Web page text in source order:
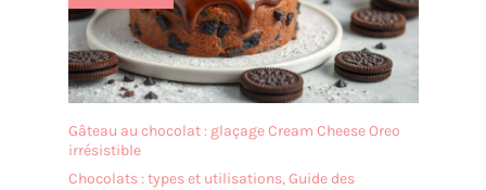
Gâteau au chocolat : glaçage Cream Cheese Oreo
irrésistible
Chocolats : types et utilisations,Guide des